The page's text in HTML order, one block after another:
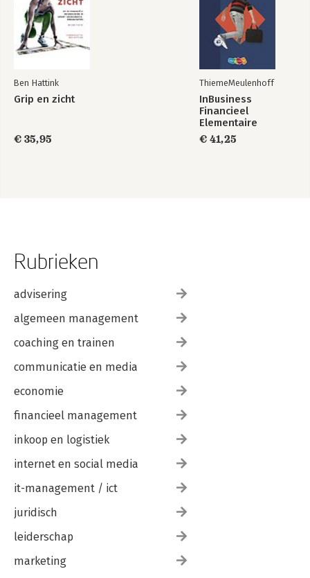
Ben Hattink
Grip en zicht
€ 35,95
ThiemeMeulenhoff
InBusiness
Financieel
Elementaire
bedrijfsadministratie
deel 1 - Tekstboek
€ 41,25
Rubrieken
advisering
algemeen management
coaching en trainen
communicatie en media
economie
financieel management
inkoop en logistiek
internet en social media
it-management / ict
juridisch
leiderschap
marketing